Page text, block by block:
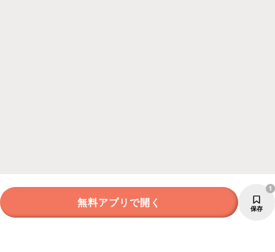
無料アプリで開く 保存
1